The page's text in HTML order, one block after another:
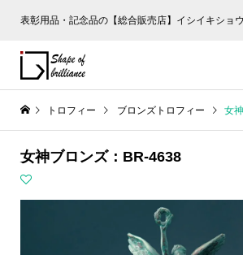
表彰用品・記念品の【総合販売店】イシイキショウ
トロフィー ブロンズトロフィー 女
女神ブロンズ：BR-4638